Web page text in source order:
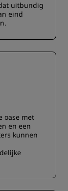
uitbundig
eind
oase met
en een
kunnen